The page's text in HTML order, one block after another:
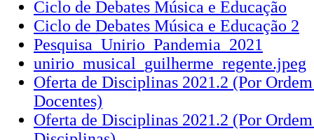
Ciclo de Debates Música e Educação
Ciclo de Debates Música e Educação 2
Pesquisa_Unirio_Pandemia_2021
unirio_musical_guilherme_regente.jpeg
Oferta de Disciplinas 2021.2 (Por
Docentes)
Oferta de Disciplinas 2021.2 (Por